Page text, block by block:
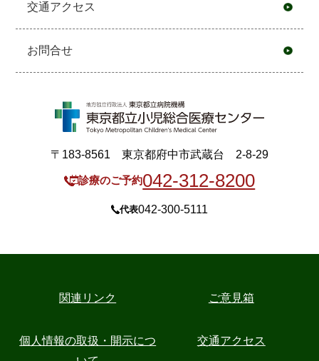
交通アクセス
お問合せ
〒183-8561 東京都府中市武蔵台 2-8-29
診療のご予約042-312-8200
代表042-300-5111
関連リンク ご意見箱
個人情報の取扱・開示につ
交通アクセス